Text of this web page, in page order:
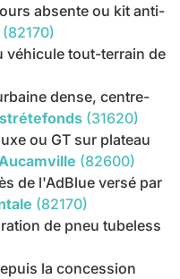
absente ou kit anti-
(82170)
véhicule tout-terrain de
dense, centre-
(31620)
ou GT sur plateau
Aucamville (82600)
de l'AdBlue versé par
(82170)
de pneu tubeless
la concession